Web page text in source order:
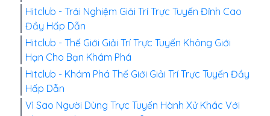
Hitclub - Trải Nghiệm Giải Trí Trực Tuyến Đỉnh Cao
Đầy Hấp Dẫn
Hitclub - Thế Giới Giải Trí Trực Tuyến Không Giới
Hạn Cho Bạn Khám Phá
Hitclub - Khám Phá Thế Giới Giải Trí Trực Tuyến Đầy
Hấp Dẫn
Vì Sao Người Dùng Trực Tuyến Hành Xử Khác Với